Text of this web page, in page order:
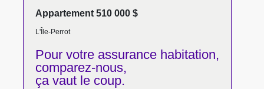
Appartement 510 000 $
L'Île-Perrot
Pour votreassurance habitation,
comparez-nous,
ça vaut le coup.